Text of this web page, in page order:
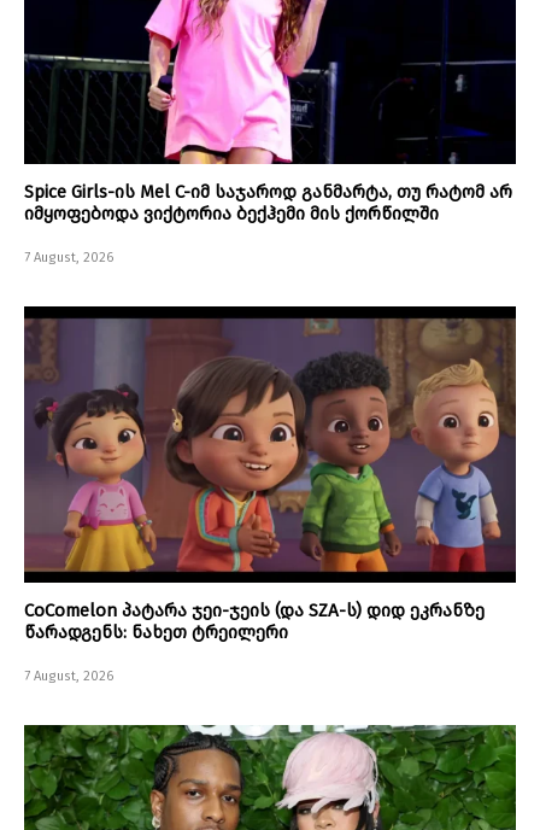
Spice Girls-ის Mel C-იმ საჯაროდ განმარტა, თუ რატომ არ
იმყოფებოდა ვიქტორია ბექჰემი მის ქორწილში
7 August, 2026
CoComelon პატარა ჯეი-ჯეის (და SZA-ს) დიდ ეკრანზე
წარადგენს: ნახეთ ტრეილერი
7 August, 2026